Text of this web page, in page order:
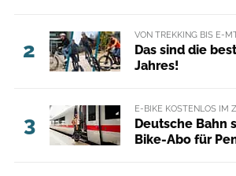
2
VON TREKKING BIS E-
Das sind die
Jahres!
3
E-BIKE KOSTENLOS IM
Deutsche Bahn
Bike-Abo für